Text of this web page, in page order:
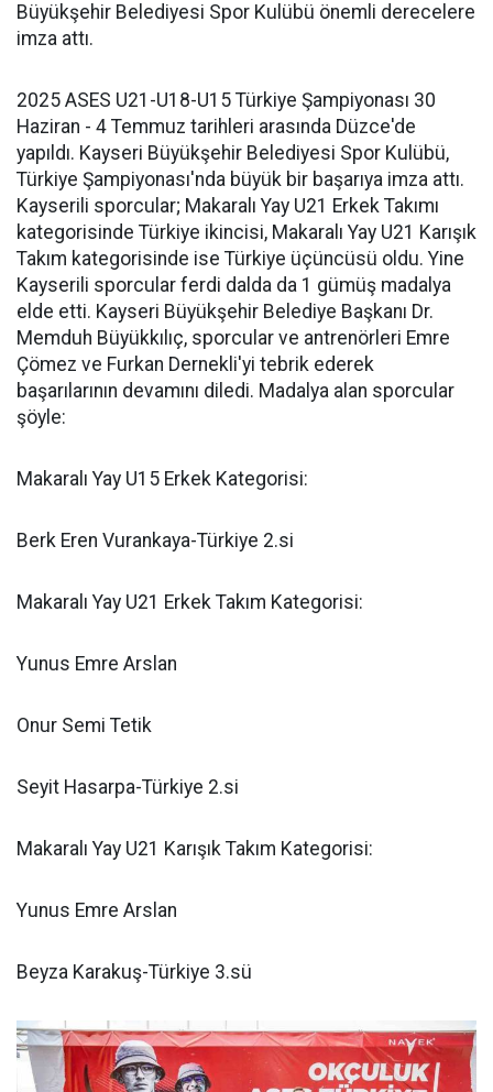
Büyükşehir Belediyesi Spor Kulübü önemli derecelere
imza attı.
2025 ASES U21-U18-U15 Türkiye Şampiyonası 30
Haziran - 4 Temmuz tarihleri arasında Düzce'de
yapıldı. Kayseri Büyükşehir Belediyesi Spor Kulübü,
Türkiye Şampiyonası'nda büyük bir başarıya imza attı.
Kayserili sporcular; Makaralı Yay U21 Erkek Takımı
kategorisinde Türkiye ikincisi, Makaralı Yay U21 Karışık
Takım kategorisinde ise Türkiye üçüncüsü oldu. Yine
Kayserili sporcular ferdi dalda da 1 gümüş madalya
elde etti. Kayseri Büyükşehir Belediye Başkanı Dr.
Memduh Büyükkılıç, sporcular ve antrenörleri Emre
Çömez ve Furkan Dernekli'yi tebrik ederek
başarılarının devamını diledi. Madalya alan sporcular
şöyle:
Makaralı Yay U15 Erkek Kategorisi:
Berk Eren Vurankaya-Türkiye 2.si
Makaralı Yay U21 Erkek Takım Kategorisi:
Yunus Emre Arslan
Onur Semi Tetik
Seyit Hasarpa-Türkiye 2.si
Makaralı Yay U21 Karışık Takım Kategorisi:
Yunus Emre Arslan
Beyza Karakuş-Türkiye 3.sü